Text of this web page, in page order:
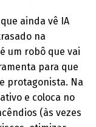
ainda vê IA
na
um robô que vai
para que
protagonista. Na
e coloca no
(às vezes